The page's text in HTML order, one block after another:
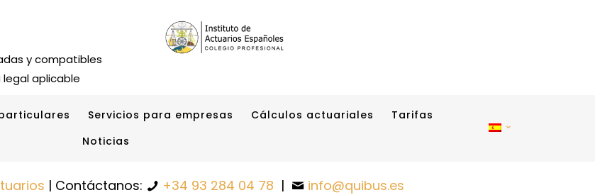
y compatibles
aplicable
Servicios para empresas Cálculos actuariales
Tarifas
Noticias
| Contáctanos: +34 93 284 04 78 | info@quibus.es